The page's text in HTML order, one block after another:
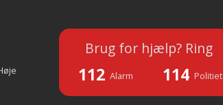
Brug for hjælp? Ring
112 Alarm 114 Politiet